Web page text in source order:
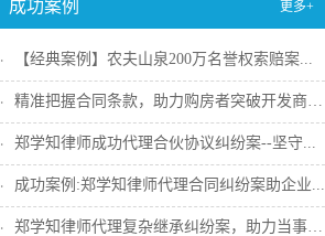
成功案例 更多+
【经典案例】农夫山泉200万名誉权索赔案...
精准把握合同条款，助力购房者突破开发商违...
郑学知律师成功代理合伙协议纠纷案--坚守...
成功案例:郑学知律师代理合同纠纷案助企业...
郑学知律师代理复杂继承纠纷案，助力当事人...